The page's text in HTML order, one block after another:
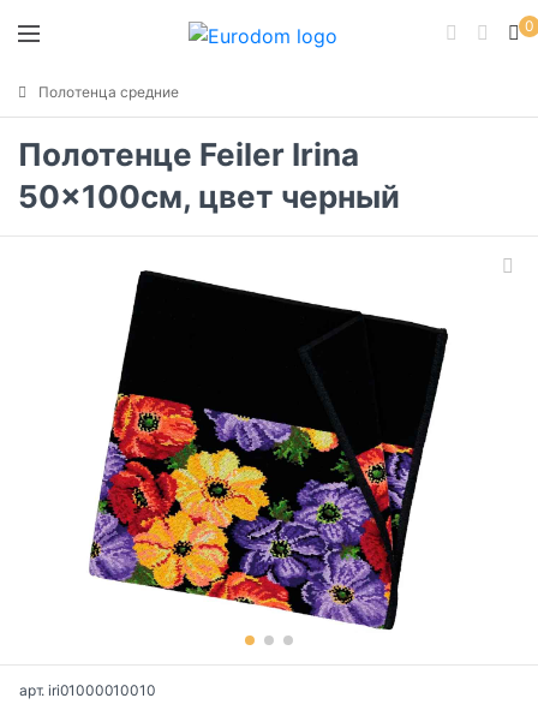
0
Полотенца средние
Полотенце Feiler Irina
50x100см, цвет черный
арт. iri01000010010